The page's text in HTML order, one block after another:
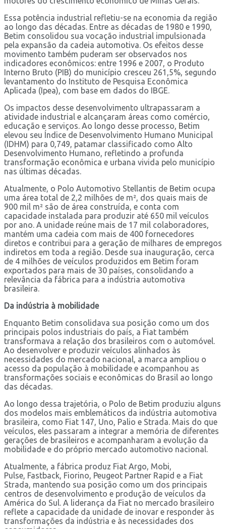
Essa potência industrial refletiu-se na economia da região
ao longo das décadas. Entre as décadas de 1980 e 1990,
Betim consolidou sua vocação industrial impulsionada
pela expansão da cadeia automotiva. Os efeitos desse
movimento também puderam ser observados nos
indicadores econômicos: entre 1996 e 2007, o Produto
Interno Bruto (PIB) do município cresceu 261,5%, segundo
levantamento do Instituto de Pesquisa Econômica
Aplicada (Ipea), com base em dados do IBGE.
Os impactos desse desenvolvimento ultrapassaram a
atividade industrial e alcançaram áreas como comércio,
educação e serviços. Ao longo desse processo, Betim
elevou seu Índice de Desenvolvimento Humano Municipal
(IDHM) para 0,749, patamar classificado como Alto
Desenvolvimento Humano, refletindo a profunda
transformação econômica e urbana vivida pelo município
nas últimas décadas.
Atualmente, o Polo Automotivo Stellantis de Betim ocupa
uma área total de 2,2 milhões de m², dos quais mais de
900 mil m² são de área construída, e conta com
capacidade instalada para produzir até 650 mil veículos
por ano. A unidade reúne mais de 17 mil colaboradores,
mantém uma cadeia com mais de 400 fornecedores
diretos e contribui para a geração de milhares de empregos
indiretos em toda a região. Desde sua inauguração, cerca
de 4 milhões de veículos produzidos em Betim foram
exportados para mais de 30 países, consolidando a
relevância da fábrica para a indústria automotiva
brasileira.
Da indústria à mobilidade
Enquanto Betim consolidava sua posição como um dos
principais polos industriais do país, a Fiat também
transformava a relação dos brasileiros com o automóvel.
Ao desenvolver e produzir veículos alinhados às
necessidades do mercado nacional, a marca ampliou o
acesso da população à mobilidade e acompanhou as
transformações sociais e econômicas do Brasil ao longo
das décadas.
Ao longo dessa trajetória, o Polo de Betim produziu alguns
dos modelos mais emblemáticos da indústria automotiva
brasileira, como Fiat 147, Uno, Palio e Strada. Mais do que
veículos, eles passaram a integrar a memória de diferentes
gerações de brasileiros e acompanharam a evolução da
mobilidade e do próprio mercado automotivo nacional.
Atualmente, a fábrica produz Fiat Argo, Mobi,
Pulse, Fastback, Fiorino, Peugeot Partner Rapid e a Fiat
Strada, mantendo sua posição como um dos principais
centros de desenvolvimento e produção de veículos da
América do Sul. A liderança da Fiat no mercado brasileiro
reflete a capacidade da unidade de inovar e responder às
transformações da indústria e às necessidades dos